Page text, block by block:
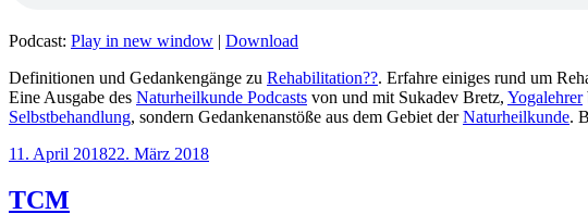
Podcast: Play in new window | Download
Definitionen und Gedankengänge zu Rehabilitation??. Erfahre einiges rund um
Eine Ausgabe des Naturheilkunde Podcasts von und mit Sukadev Bretz, Yogalehrer
Selbstbehandlung, sondern Gedankenanstöße aus dem Gebiet derNaturheilkunde.
Veröffentlicht
11. April 201822. März 2018
TCM